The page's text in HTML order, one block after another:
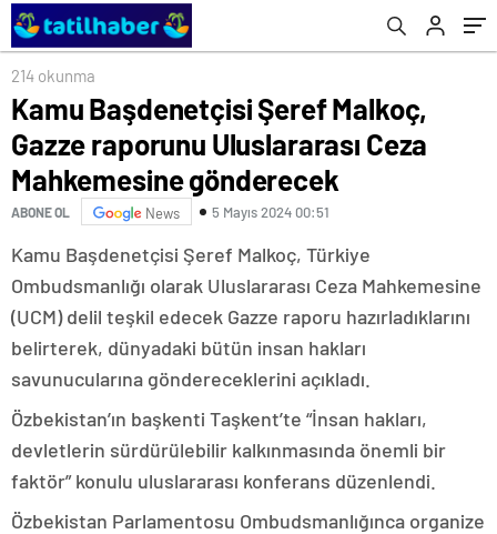
gönderecek
214 okunma
Kamu Başdenetçisi Şeref Malkoç,
Gazze raporunu Uluslararası Ceza
Mahkemesine gönderecek
ABONE OL News 5 Mayıs 2024 00:51
Kamu Başdenetçisi Şeref Malkoç, Türkiye
Ombudsmanlığı olarak Uluslararası Ceza Mahkemesine
(UCM) delil teşkil edecek Gazze raporu hazırladıklarını
belirterek, dünyadaki bütün insan hakları
savunucularına göndereceklerini açıkladı.
Özbekistan’ın başkenti Taşkent’te “İnsan hakları,
devletlerin sürdürülebilir kalkınmasında önemli bir
faktör” konulu uluslararası konferans düzenlendi.
Özbekistan Parlamentosu Ombudsmanlığınca organize